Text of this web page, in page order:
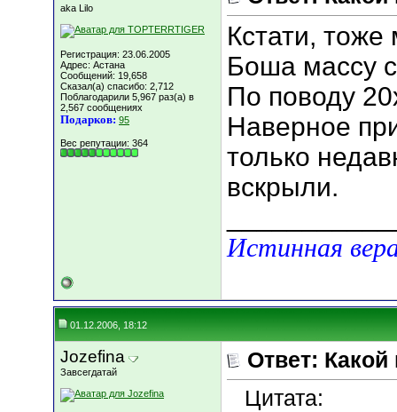
aka Lilo
Регистрация: 23.06.2005
Адрес: Астана
Сообщений: 19,658
Сказал(а) спасибо: 2,712
Поблагодарили 5,967 раз(а) в
2,567 сообщениях
Подарков: 95
Вес репутации: 364
Кстати,
Боша массу
По поводу
Наверное
только
вскрыли.
Истинная
01.12.2006, 18:12
Jozefina
Завсегдатай
Ответ:
Цитата: